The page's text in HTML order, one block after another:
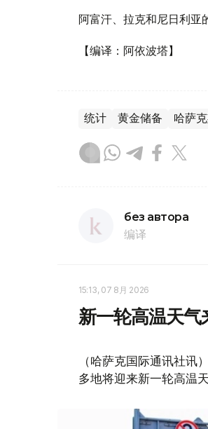
阿富汗、拉克和尼日利亚
【编译：阿依波塔】
统计 黄金储备 哈萨
без автора
编译
15:13, 07 8月 2026
新一轮高温天
（哈萨克国际通讯社讯
多地将迎来新一轮高温